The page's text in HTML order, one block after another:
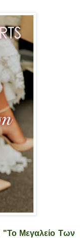
"Το Μεγαλείο Των